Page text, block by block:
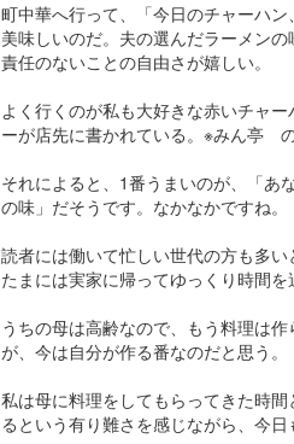
町中華へ行って、「今日のチャーハ
美味しいのだ。夫の選んだラーメン
責任のないことの自由さが嬉しい。
よく行くのが私も大好きな赤いチャ
ーが店先に書かれている。※みん亭
それによると、1番うまいのが、「あ
の味」だそうです。なかなかですね。
読者には働いて忙しい世代の方も多
たまには実家に帰ってゆっくり時間を
うちの母は高齢なので、もう料理は
が、今は自分が作る番なのだと思う。
私は母に料理をしてもらってきた時
るという有り難さを感じながら、今日